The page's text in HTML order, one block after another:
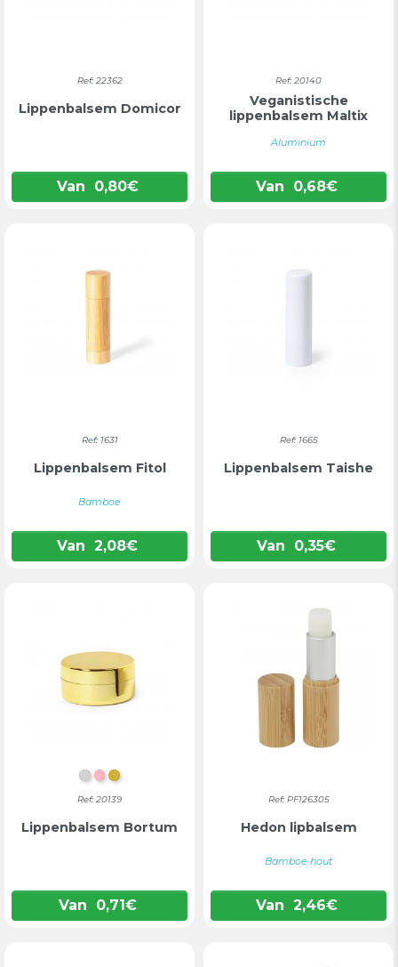
Ref: 22362
Lippenbalsem Domicor
Van 0,80€
Ref: 20140
Veganistische
lippenbalsem Maltix
Aluminium
Van 0,68€
Ref: 1631
Lippenbalsem Fitol
Bamboe
Van 2,08€
Ref: 1665
Lippenbalsem Taishe
Van 0,35€
ZILVER
ROZEGOUD
Ref: 20139
Lippenbalsem Bortum
Van 0,71€
Ref: PF126305
Hedon lipbalsem
Bamboe hout
Van 2,46€